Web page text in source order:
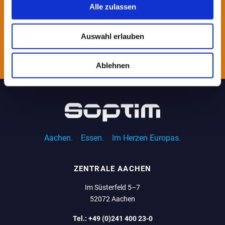
Alle zulassen
Auswahl erlauben
Ablehnen
E-
Mail
Aachen. Essen. Im Herzen Europas.
ZENTRALE AACHEN
Im Süsterfeld 5–7
52072 Aachen
Tel.: +49 (0)241 400 23-0